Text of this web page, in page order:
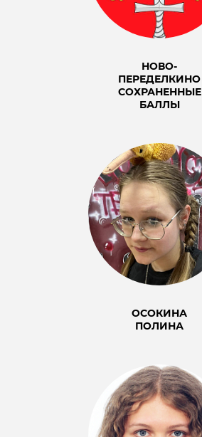
НОВО-
ПЕРЕДЕЛКИНО
СОХРАНЕННЫЕ
БАЛЛЫ
ОСОКИНА
ПОЛИНА